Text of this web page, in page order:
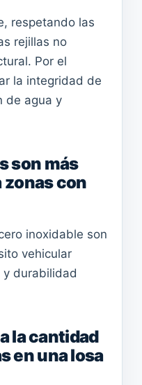
respetando las
rejillas no
Por el
la integridad de
de agua y
son más
zonas con
inoxidable son
vehicular
durabilidad
la cantidad
en una losa